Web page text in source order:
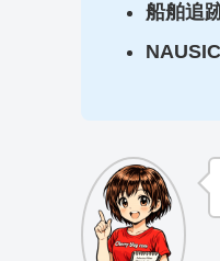
船舶追